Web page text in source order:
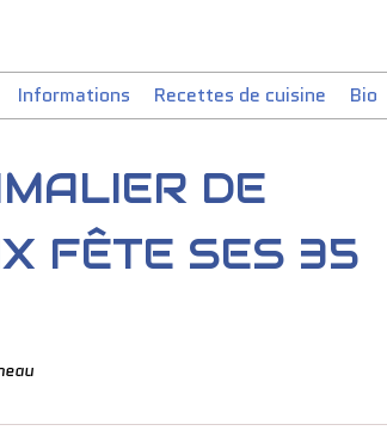
Informations Recettes de cuisine Bio
DE
FÊTE SES 35